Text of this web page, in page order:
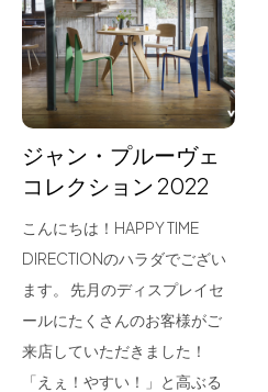
About us
for Business
Recruit
Contact
フラッグシップストア
ジャン・プルーヴェ
コレクション 2022
こんにちは！HAPPY TIME
DIRECTIONのハラダでござい
ます。 先月のディスプレイセ
ールにたくさんのお客様がご
来店していただきました！
「えぇ！やすい！」と高ぶる